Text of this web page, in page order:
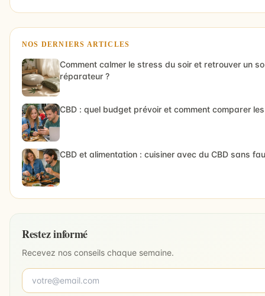
NOS DERNIERS ARTICLES
Comment calmer le stress du soir et retrouver un
réparateur ?
CBD : quel budget prévoir et comment comparer
CBD et alimentation : cuisiner avec du CBD sans
Restez informé
Recevez nos conseils chaque semaine.